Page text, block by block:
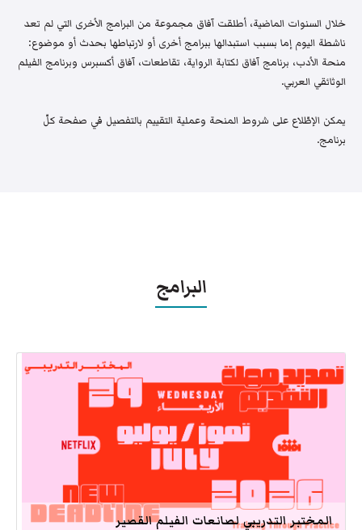
خلال السنوات الماضية، أطلقت آفاق مجموعة من البرامج الأخرى التي لم تعد
ناشطة اليوم إما بسبب استبدالها ببرامج أخرى أو لارتباطها بحدث أو موضوع:
منحة الأدب، برنامج آفاق لكتابة الرواية، تقاطعات، آفاق أكسبرس وبرنامج الفيلم
الوثائقي العربي.
يمكن الإطّلاع على شروط المنحة وعملية التقييم بالتفصيل في صفحة كلّ
برنامج.
البرامج
المختبر التدريبي لصانعات الفيلم القصير